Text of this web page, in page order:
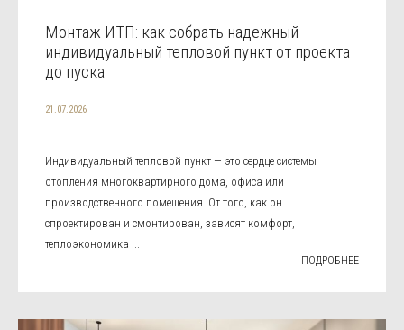
Монтаж ИТП: как собрать надежный
индивидуальный тепловой пункт от проекта
до пуска
21.07.2026
Индивидуальный тепловой пункт — это сердце системы
отопления многоквартирного дома, офиса или
производственного помещения. От того, как он
спроектирован и смонтирован, зависят комфорт,
теплоэкономика ...
ПОДРОБНЕЕ